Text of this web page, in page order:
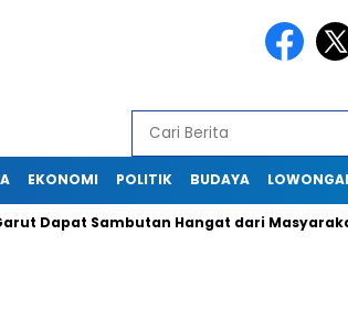
EKONOMI POLITIK BUDAYA
Sambutan Hangat dari Masyarakat